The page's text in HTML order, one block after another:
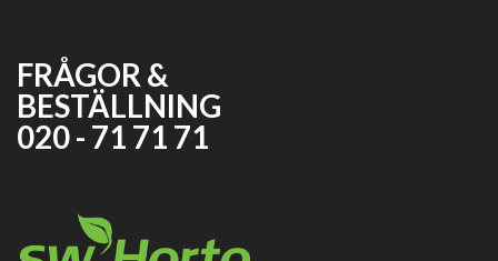
FRÅGOR &
BESTÄLLNING
020 - 71 71 71